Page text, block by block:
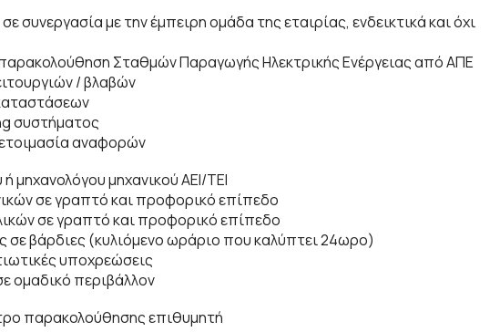
συνεργασία με την έμπειρη ομάδα της εταιρίας, ενδεικτικά και όχι
Σταθμών Παραγωγής Ηλεκτρικής Ενέργειας από ΑΠΕ
/ βλαβών
συστήματος
αναφορών
μηχανολόγου μηχανικού ΑΕΙ/ΤΕΙ
σε γραπτό και προφορικό επίπεδο
σε γραπτό και προφορικό επίπεδο
σε βάρδιες (κυλιόμενο ωράριο που καλύπτει 24ωρο)
υποχρεώσεις
ομαδικό περιβάλλον
παρακολούθησης επιθυμητή